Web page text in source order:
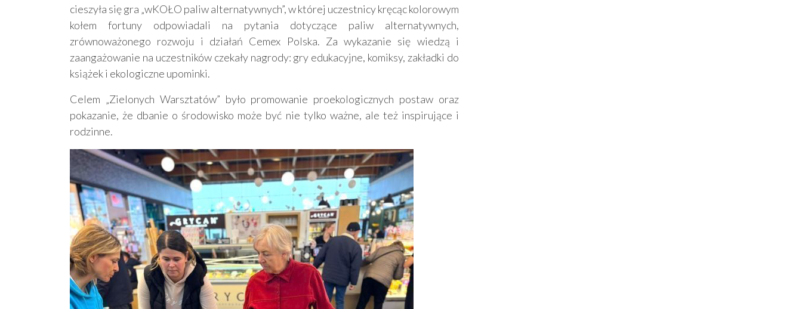
cieszyła się gra „wKOŁO paliw alternatywnych”, w której uczestnicy kręcąc kolorowym
kołem fortuny odpowiadali na pytania dotyczące paliw alternatywnych,
zrównoważonego rozwoju i działań Cemex Polska. Za wykazanie się wiedzą i
zaangażowanie na uczestników czekały nagrody: gry edukacyjne, komiksy, zakładki do
książek i ekologiczne upominki.
Celem „Zielonych Warsztatów” było promowanie proekologicznych postaw oraz
pokazanie, że dbanie o środowisko może być nie tylko ważne, ale też inspirujące i
rodzinne.